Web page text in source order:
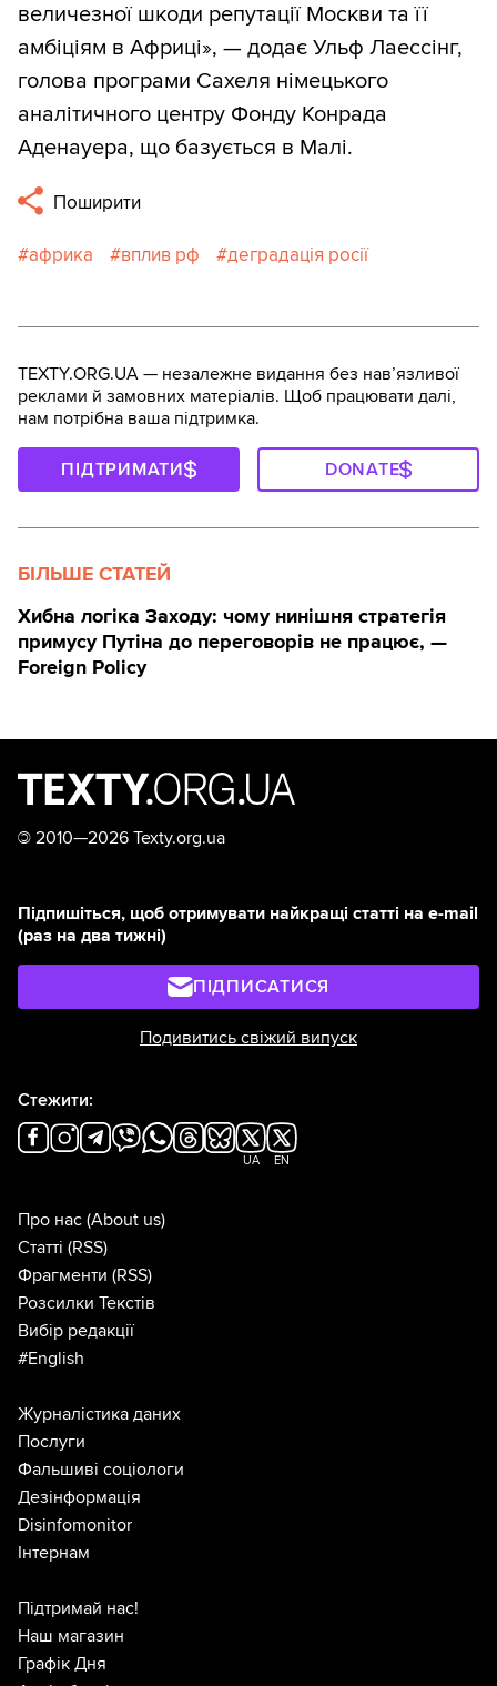
величезної шкоди репутації Москви та її
амбіціям в Африці», — додає Ульф Лаессінг,
голова програми Сахеля німецького
аналітичного центру Фонду Конрада
Аденауера, що базується в Малі.
Поширити
африка вплив рф деградація росії
TEXTY.ORG.UA — незалежне видання без навʼязливої
реклами й замовних матеріалів. Щоб працювати далі,
нам потрібна ваша підтримка.
ПІДТРИМАТИ DONATE
БІЛЬШЕ СТАТЕЙ
Хибна логіка Заходу: чому нинішня стратегія
примусу Путіна до переговорів не працює, —
Foreign Policy
© 2010—2026 Texty.org.ua
Підпишіться, щоб отримувати найкращі статті на e-mail
(раз на два тижні)
ПІДПИСАТИСЯ
Подивитись свіжий випуск
Стежити:
UA EN
Про нас (About us)
Статті (RSS)
Фрагменти (RSS)
Розсилки Текстів
Вибір редакції
#English
Журналістика даних
Послуги
Фальшиві соціологи
Дезінформація
Disinfomonitor
Інтернам
Підтримай нас!
Наш магазин
Графік Дня